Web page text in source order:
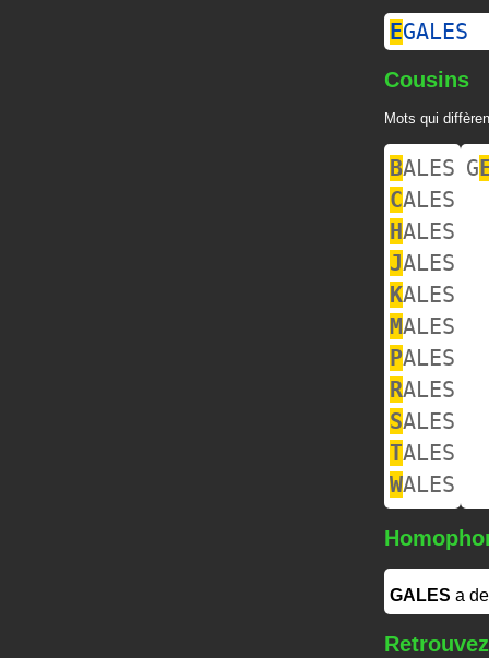
EGALES
Cousins
Mots qui
BALES
CALES
HALES
JALES
KALES
MALES
PALES
RALES
SALES
TALES
WALES
G
GALES a